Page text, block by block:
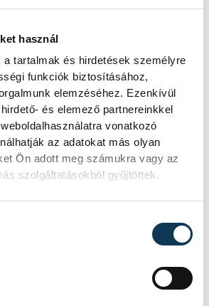
használ
a tartalmak és hirdetések személyre
funkciók biztosításához,
elemzéséhez. Ezenkívül
és elemező partnereinkkel
vonatkozó
az adatokat más olyan
Ön adott meg számukra vagy az
szolgáltatásokból gyűjtöttek.
közé tartozzon, és
azt látjuk, hogy
szerepelnek a lista
szerint ez is azt
ambíciókat az
tudjuk elérni,
partnerek körét a
körűre kell fűzni. Ez
már bejáratott
évtizedben nem készült
amihez ne vették volna
tudását, szellemi
majd a